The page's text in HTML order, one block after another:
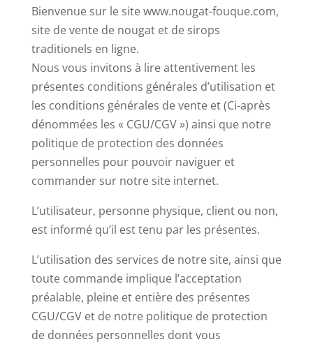
Bienvenue sur le site www.nougat-fouque.com,
site de vente de nougat et de sirops
traditionels en ligne.
Nous vous invitons à lire attentivement les
présentes conditions générales d’utilisation et
les conditions générales de vente et (Ci-après
dénommées les « CGU/CGV ») ainsi que notre
politique de protection des données
personnelles pour pouvoir naviguer et
commander sur notre site internet.
L’utilisateur, personne physique, client ou non,
est informé qu’il est tenu par les présentes.
L’utilisation des services de notre site, ainsi que
toute commande implique l’acceptation
préalable, pleine et entière des présentes
CGU/CGV et de notre politique de protection
de données personnelles dont vous